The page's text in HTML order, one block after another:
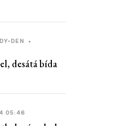
DEN
•
desátá bída
05:46